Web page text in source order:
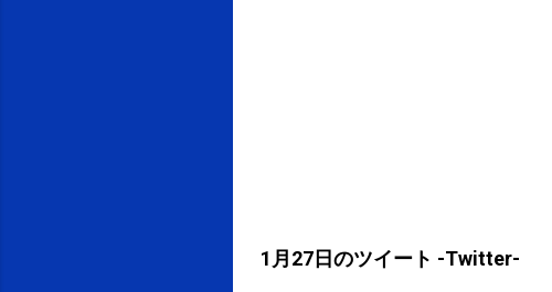
1月27日のツイート -Twitter-